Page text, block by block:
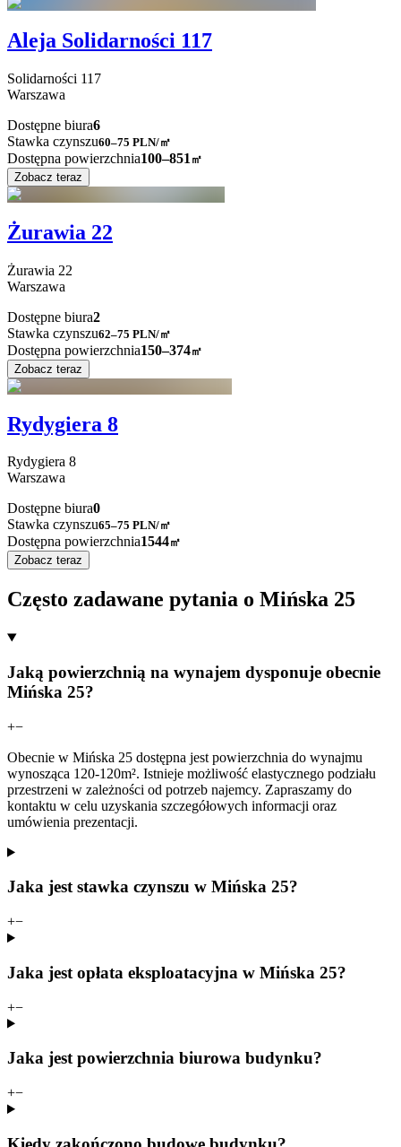
Aleja Solidarności 117
Solidarności 117
Warszawa
Dostępne biura6
Stawka czynszu60–75 PLN/㎡
Dostępna powierzchnia100–851 ㎡
Zobacz teraz
Żurawia 22
Żurawia 22
Warszawa
Dostępne biura2
Stawka czynszu62–75 PLN/㎡
Dostępna powierzchnia150–374㎡
Zobacz teraz
Rydygiera 8
Rydygiera 8
Warszawa
Dostępne biura0
Stawka czynszu65–75 PLN/㎡
Dostępna powierzchnia1544㎡
Zobacz teraz
Często zadawane pytania o Mińska 25
Jaką powierzchnią na wynajem dysponuje obecnie
Mińska 25?
+−
Obecnie w Mińska 25 dostępna jest powierzchnia do wynajmu
wynosząca 120-120m². Istnieje możliwość elastycznego podziału
przestrzeni w zależności od potrzeb najemcy. Zapraszamy do
kontaktu w celu uzyskania szczegółowych informacji oraz
umówienia prezentacji.
Jaka jest stawka czynszu w Mińska 25?
+−
Jaka jest opłata eksploatacyjna w Mińska 25?
+−
Jaka jest powierzchnia biurowa budynku?
+−